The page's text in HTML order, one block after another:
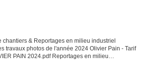
chantiers & Reportages en milieu industriel
photos de l'année 2024 Olivier Pain - Tarif
PAIN 2024.pdf Reportages en milieu